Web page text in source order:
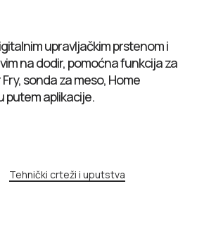
upravljačkim prstenom i
na dodir, pomoćna funkcija za
sonda za meso, Home
putem aplikacije.
Tehnički crteži i uputstva